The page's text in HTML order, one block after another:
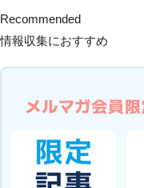
Recommended
情報収集におすすめ